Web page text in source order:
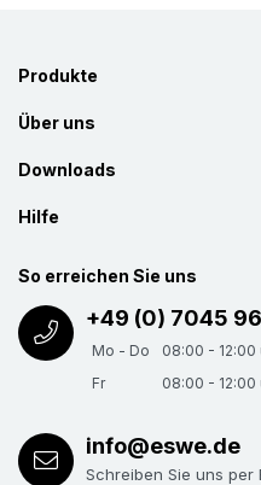
Produkte
Über uns
Downloads
Hilfe
So erreichen Sie uns
+49 (0) 7045
Mo - Do
08:00 - 12:00
Fr
08:00 - 12:00
info@eswe.de
Schreiben Sie uns per